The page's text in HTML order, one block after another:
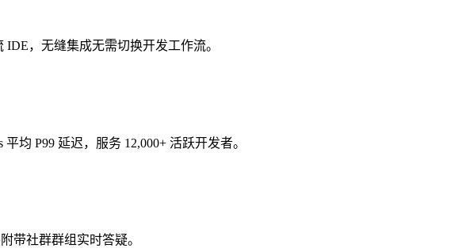
IDE，无缝集成无需切换开发工作流。
均 P99 延迟，服务 12,000+ 活跃开发者。
带社群群组实时答疑。